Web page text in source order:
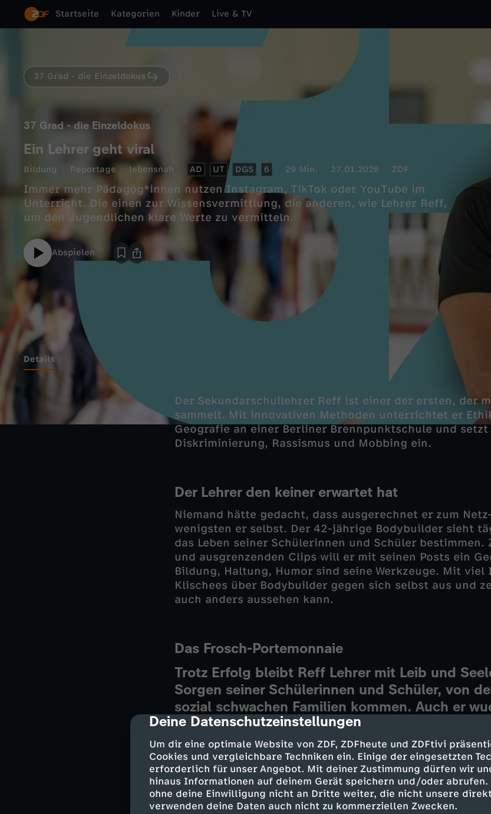
cmp-dialog-description
Deine Datenschutzeinstellungen
Um dir eine optimale Website von ZDF, ZDFheute und ZDFtivi
Cookies und vergleichbare Techniken ein. Einige der eingesetzten
erforderlich für unser Angebot. Mit deiner Zustimmung dürfen wir
hinaus Informationen auf deinem Gerät speichern und/oder abrufen.
ohne deine Einwilligung nicht an Dritte weiter, die nicht unsere
verwenden deine Daten auch nicht zu kommerziellen Zwecken.
Startseite Kategorien Kinder Live & TV
37 Grad - die Einzeldokus
37 Grad - die Einzeldokus
Ein Lehrer geht viral
Bildung Reportage lebensnah AD UT DGS 6 29 Min. 27.01.2026 ZDF
Immer mehr Pädagog*innen nutzen Instagram, TikTok oder YouTube im
Unterricht. Die einen zur Wissensvermittlung, die anderen, wie Lehrer Reff,
um den Jugendlichen klare Werte zu vermitteln.
Abspielen
Details
Der Sekundarschullehrer Reff ist einer der ersten, der
sammelt. Mit innovativen Methoden unterrichtet er
Geografie an einer Berliner Brennpunktschule und setzt
Diskriminierung, Rassismus und Mobbing ein.
Der Lehrer den keiner erwartet hat
Niemand hätte gedacht, dass ausgerechnet er zum
wenigsten er selbst. Der 42-jährige Bodybuilder sieht
das Leben seiner Schülerinnen und Schüler bestimmen.
und ausgrenzenden Clips will er mit seinen Posts ein
Bildung, Haltung, Humor sind seine Werkzeuge. Mit
Klischees über Bodybuilder gegen sich selbst aus und
auch anders aussehen kann.
Das Frosch-Portemonnaie
Trotz Erfolg bleibt Reff Lehrer mit Leib und
Sorgen seiner Schülerinnen und Schüler, von
sozial schwachen Familien kommen. Auch er
schämte sich als Jugendlicher und weiß, wie es
Bauch in die Schule zu gehen. Deswegen hat
eingeführt - ein stets gefülltes Portemonnaie in
jede und jeder unkompliziert für ein
Gegen alle Widerstände